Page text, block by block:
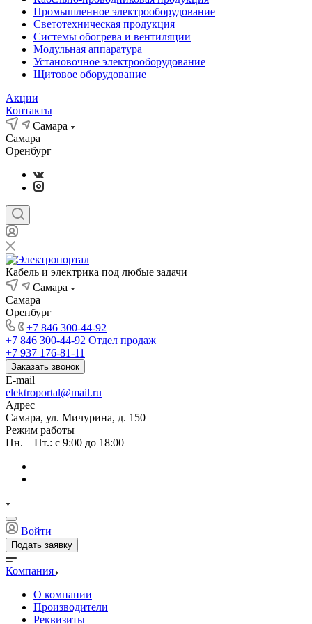
Промышленное электрооборудование
Светотехническая продукция
Системы обогрева и вентиляции
Модульная аппаратура
Установочное электрооборудование
Щитовое оборудование
Акции
Контакты
Самара
Самара
Оренбург
Кабель и электрика под любые задачи
Самара
Самара
Оренбург
+7 846 300-44-92
+7 846 300-44-92 Отдел продаж
+7 937 176-81-11
Заказать звонок
E-mail
elektroportal@mail.ru
Адрес
Самара, ул. Мичурина, д. 150
Режим работы
Пн. – Пт.: с 9:00 до 18:00
Войти
Подать заявку
Компания
О компании
Производители
Реквизиты